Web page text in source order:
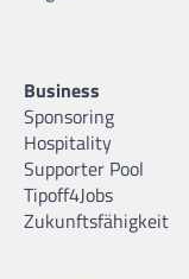
Business
Sponsoring
Hospitality
Supporter Pool
Tipoff4Jobs
Zukunftsfähigkeit